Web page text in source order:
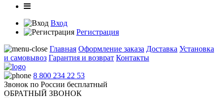
Вход
Регистрация
Главная Оформление заказа Доставка Установка
и самовывоз Гарантия и возврат Контакты
8 800 234 22 53
Звонок по России бесплатный
ОБРАТНЫЙ ЗВОНОК